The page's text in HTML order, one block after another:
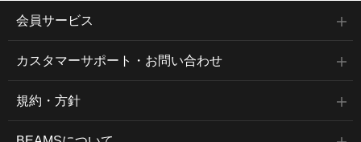
会員サービス
カスタマーサポート・お問い合わせ
規約・方針